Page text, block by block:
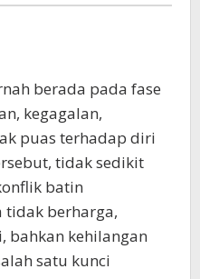
berada pada fase
kegagalan,
puas terhadap diri
tidak sedikit
batin
tidak berharga,
bahkan kehilangan
satu kunci